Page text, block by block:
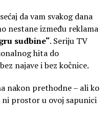
da vam svakog dana
nestane između reklama
sudbine“. Seriju TV
hita do
najave i bez kočnice.
nakon prethodne – ali ko
prostor u ovoj sapunici